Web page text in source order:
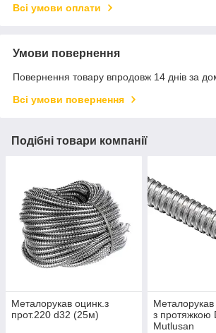
Всі умови оплати
Умови повернення
Повернення товару впродовж 14 днів за
Всі умови повернення
Подібні товари компанії
Металорукав оцинк.з
прот.220 d32 (25м)
з протяжкою
Mutlusan